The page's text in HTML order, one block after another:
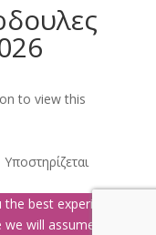
to view this
Υποστηρίζεται
best experience on
will assume that you